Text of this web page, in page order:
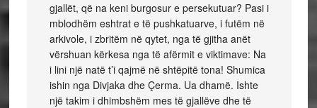
gjallët, që na keni burgosur e persekutuar? Pasi i
mblodhëm eshtrat e të pushkatuarve, i futëm në
arkivole, i zbritëm në qytet, nga të gjitha anët
vërshuan kërkesa nga të afërmit e viktimave: Na
i lini një natë t’i qajmë në shtëpitë tona! Shumica
ishin nga Divjaka dhe Çerma. Ua dhamë. Ishte
një takim i dhimbshëm mes të gjallëve dhe të